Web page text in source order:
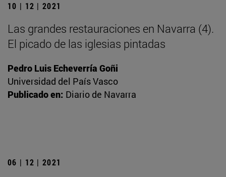
10 | 12 | 2021
Las grandes restauraciones en Navarra (4).
El picado de las iglesias pintadas
Pedro Luis Echeverría Goñi
Universidad del País Vasco
Publicado en: Diario de Navarra
06 | 12 | 2021